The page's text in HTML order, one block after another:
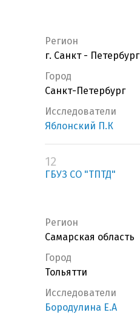
Регион
г. Санкт - Петербург
Город
Санкт-Петербург
Исследователи
Яблонский П.К
12
ГБУЗ СО "ТПТД"
Регион
Самарская область
Город
Тольятти
Исследователи
Бородулина Е.А